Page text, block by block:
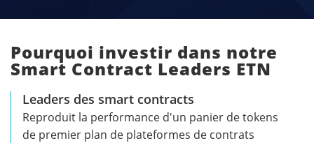
Pourquoi investir dans notre
Smart Contract Leaders ETN
Leaders des smart contracts
Reproduit la performance d'un panier de tokens
de premier plan de plateformes de contrats